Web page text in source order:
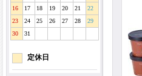
16
17 18 19 20 21
22
23
24 25 26 27 28
29
30
31
定休日